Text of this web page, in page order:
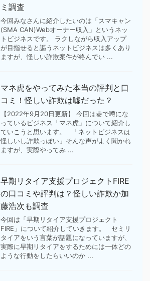
ミ調査
今回みなさんに紹介したいのは「スマキャン
(SMA CAN)Webオーナー収入」というネッ
トビジネスです。 ラクしながら収入アップ
が目指せると謳うネットビジネスは多くあり
ますが、怪しい詐欺案件が絡んでい ...
マネ虎をやってみた本当の評判と口
コミ！怪しい詐欺は嘘だった？
【2022年9月20日更新】 今回は巷で噂にな
っているビジネス「マネ虎」について紹介し
ていこうと思います。 「ネットビジネスは
怪しいし詐欺っぽい」そんな声がよく聞かれ
ますが、実際やってみ ...
早期リタイア支援プロジェクトFIRE
の口コミや評判は？怪しい詐欺か加
藤浩次も調査
今回は「早期リタイア支援プロジェクト
FIRE」について紹介していきます。 セミリ
タイアをいう言葉が話題になっていますが、
実際に早期リタイアをするためには一体どの
ような行動をしたらいいのか ...